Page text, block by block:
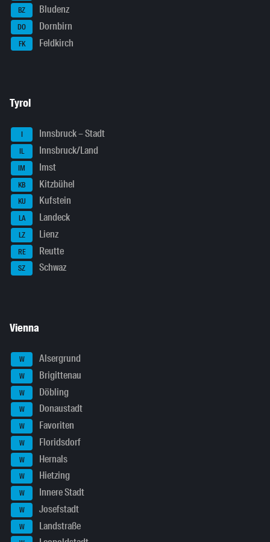
BZ Bludenz
DO Dornbirn
FK Feldkirch
Tyrol
I Innsbruck – Stadt
IL Innsbruck/Land
IM Imst
KB Kitzbühel
KU Kufstein
LA Landeck
LZ Lienz
RE Reutte
SZ Schwaz
Vienna
W Alsergrund
W Brigittenau
W Döbling
W Donaustadt
W Favoriten
W Floridsdorf
W Hernals
W Hietzing
W Innere Stadt
W Josefstadt
W Landstraße